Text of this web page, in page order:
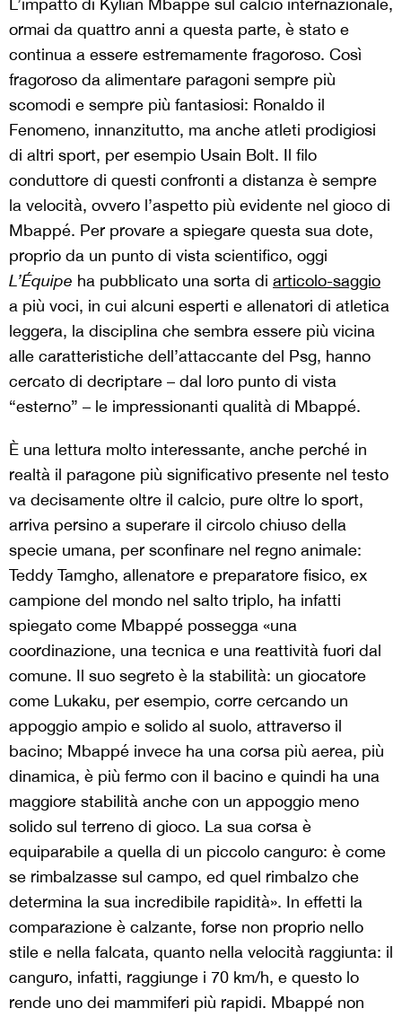
ormai da quattro anni a questa parte, è stato e
continua a essere estremamente fragoroso. Così
fragoroso da alimentare paragoni sempre più
scomodi e sempre più fantasiosi: Ronaldo il
Fenomeno, innanzitutto, ma anche atleti prodigiosi
di altri sport, per esempio Usain Bolt. Il filo
conduttore di questi confronti a distanza è sempre
la velocità, ovvero l’aspetto più evidente nel gioco di
Mbappé. Per provare a spiegare questa sua dote,
proprio da un punto di vista scientifico, oggi
L’Équipe ha pubblicato una sorta di articolo-saggio
a più voci, in cui alcuni esperti e allenatori di atletica
leggera, la disciplina che sembra essere più vicina
alle caratteristiche dell’attaccante del Psg, hanno
cercato di decriptare – dal loro punto di vista
“esterno” – le impressionanti qualità di Mbappé.
È una lettura molto interessante, anche perché in
realtà il paragone più significativo presente nel testo
va decisamente oltre il calcio, pure oltre lo sport,
arriva persino a superare il circolo chiuso della
specie umana, per sconfinare nel regno animale:
Teddy Tamgho, allenatore e preparatore fisico, ex
campione del mondo nel salto triplo, ha infatti
spiegato come Mbappé possegga «una
coordinazione, una tecnica e una reattività fuori dal
comune. Il suo segreto è la stabilità: un giocatore
come Lukaku, per esempio, corre cercando un
appoggio ampio e solido al suolo, attraverso il
bacino; Mbappé invece ha una corsa più aerea, più
dinamica, è più fermo con il bacino e quindi ha una
maggiore stabilità anche con un appoggio meno
solido sul terreno di gioco. La sua corsa è
equiparabile a quella di un piccolo canguro: è come
se rimbalzasse sul campo, ed quel rimbalzo che
determina la sua incredibile rapidità». In effetti la
comparazione è calzante, forse non proprio nello
stile e nella falcata, quanto nella velocità raggiunta: il
canguro, infatti, raggiunge i 70 km/h, e questo lo
rende uno dei mammiferi più rapidi. Mbappé non